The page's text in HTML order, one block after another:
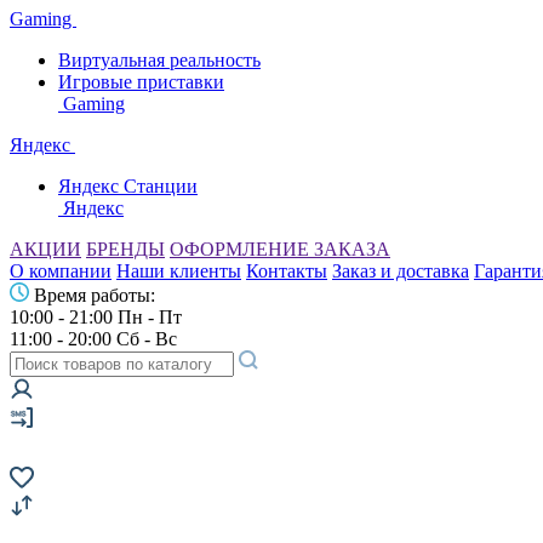
Gaming
Виртуальная реальность
Игровые приставки
Gaming
Яндекс
Яндекс Станции
Яндекс
АКЦИИ БРЕНДЫ ОФОРМЛЕНИЕ ЗАКАЗА
О компании Наши клиенты Контакты Заказ и доставка
Время работы:
10:00 - 21:00 Пн - Пт
11:00 - 20:00 Сб - Вс